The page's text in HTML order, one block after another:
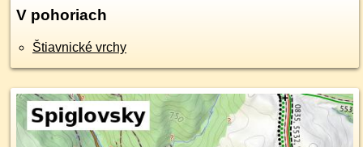
V pohoriach
Štiavnické vrchy